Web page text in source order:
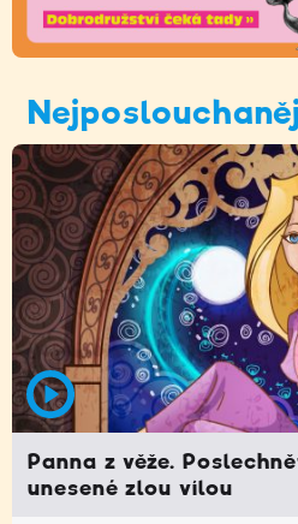
Panna z věže.
unesené zlou vílou